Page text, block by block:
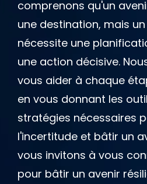
comprenons qu'un
une destination, mais
nécessite une
une action décisive.
vous aider à chaque
en vous donnant les
stratégies nécessaires
l'incertitude et bâtir un
vous invitons à vous
pour bâtir un avenir